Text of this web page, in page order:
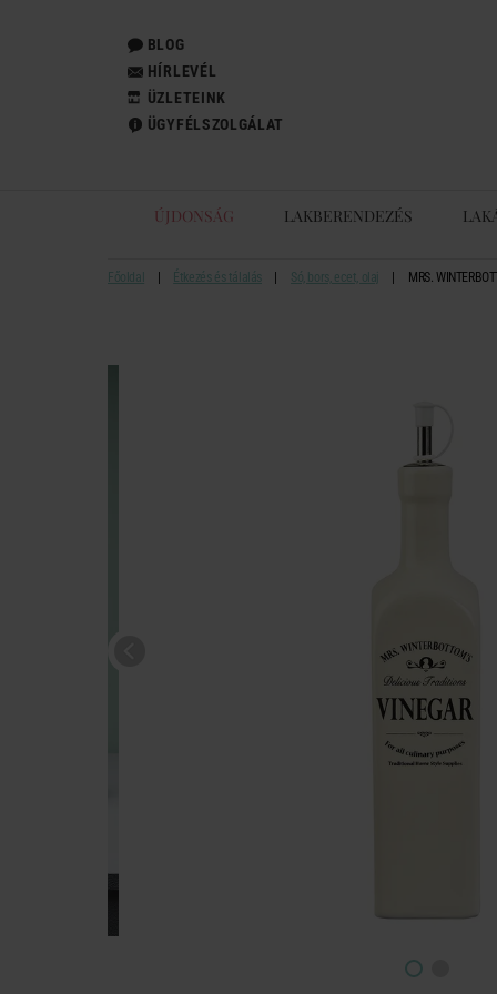
BLOG
HÍRLEVÉL
ÜZLETEINK
ÜGYFÉLSZOLGÁLAT
ÚJDONSÁG LAKBERENDEZÉS
Főoldal Étkezés és tálalás Só, bors, ecet, olaj MRS.